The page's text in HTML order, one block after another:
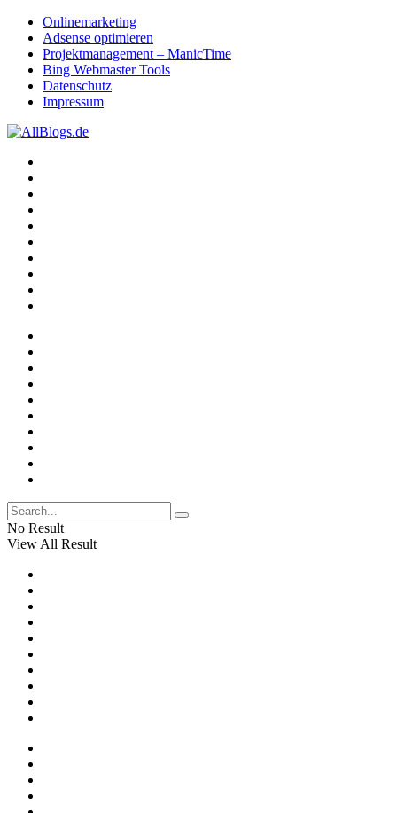
Onlinemarketing
Adsense optimieren
Projektmanagement – ManicTime
Bing Webmaster Tools
Datenschutz
Impressum
No Result
View All Result